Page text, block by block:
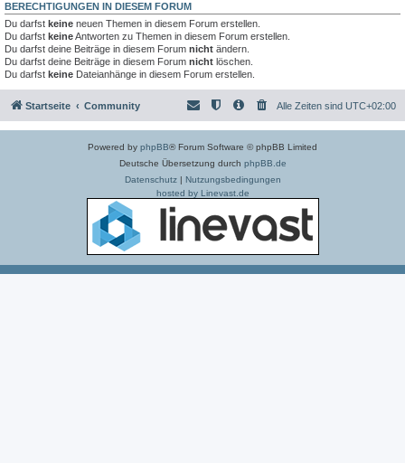
BERECHTIGUNGEN IN DIESEM FORUM
Du darfst keine neuen Themen in diesem Forum erstellen.
Du darfst keineAntworten zu Themen in diesem Forum erstellen.
Du darfst deine Beiträge in diesem Forum nicht ändern.
Du darfst deine Beiträge in diesem Forum nicht löschen.
Du darfst keine Dateianhänge in diesem Forum erstellen.
Startseite Community Alle Zeiten sind UTC+02:00
Powered by phpBB® Forum Software © phpBB Limited
Deutsche Übersetzung durch phpBB.de
Datenschutz| Nutzungsbedingungen
hosted by Linevast.de